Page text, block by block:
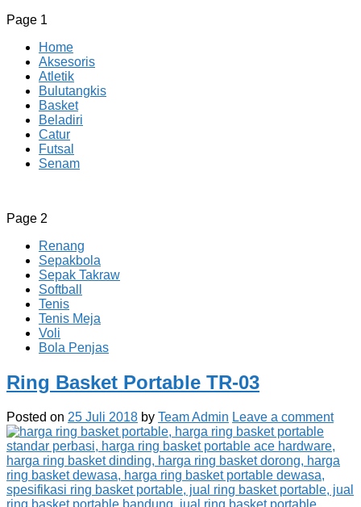
Page 1
Home
Aksesoris
Atletik
Bulutangkis
Basket
Beladiri
Catur
Futsal
Senam
CV JAYA BERSAMA Co Id
Menyediakan Semua Perlengkapan Olahraga Yang
Page 2
Renang
Sepakbola
Sepak Takraw
Softball
Tenis
Tenis Meja
Voli
Bola Penjas
Ring Basket Portable TR-03
Posted on 25 Juli 2018 by Team Admin Leave a comment